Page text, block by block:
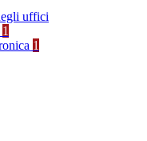
uffici
1
1